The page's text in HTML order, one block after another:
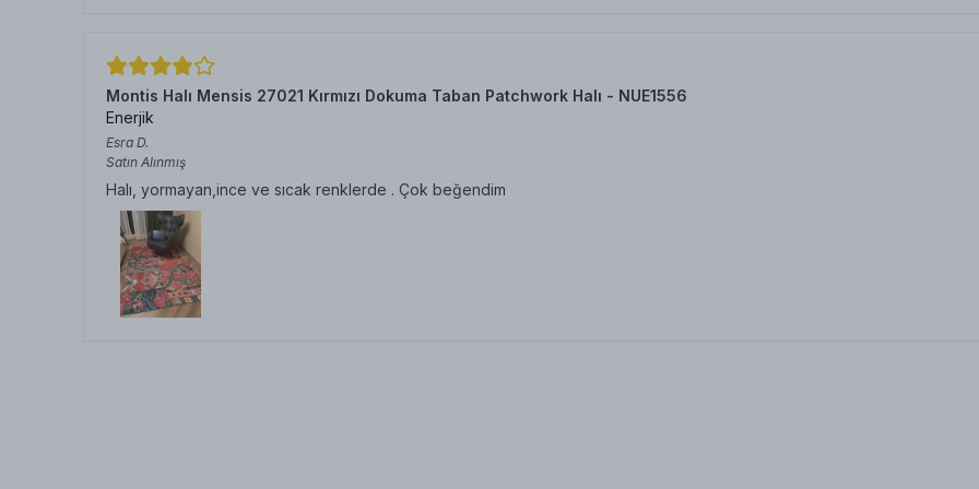
Montis Halı Mensis 27021 Kırmızı Dokuma Taban Patchwork Halı - NUE1556
Enerjik
Esra D.
Satın Alınmış
Halı, yormayan,ince ve sıcak renklerde . Çok beğendim